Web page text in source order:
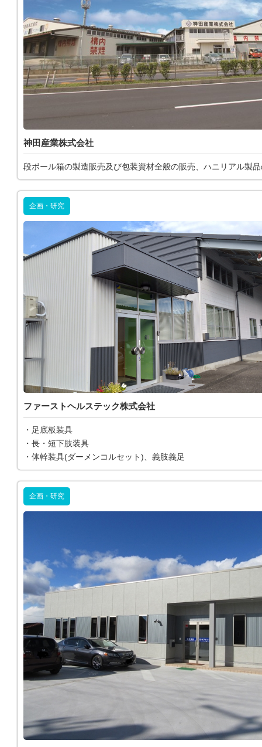
神田産業株式会社
段ボール箱の製造販売及び包装資材全般の販売、ハニリアル製
企画・研究
ファーストヘルステック株式会社
・足底板装具
・長・短下肢装具
・体幹装具(ダーメンコルセット)、義肢義足
企画・研究